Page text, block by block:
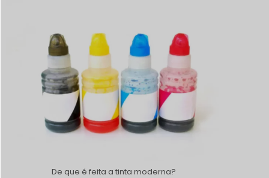
De que é feita a tinta moderna?